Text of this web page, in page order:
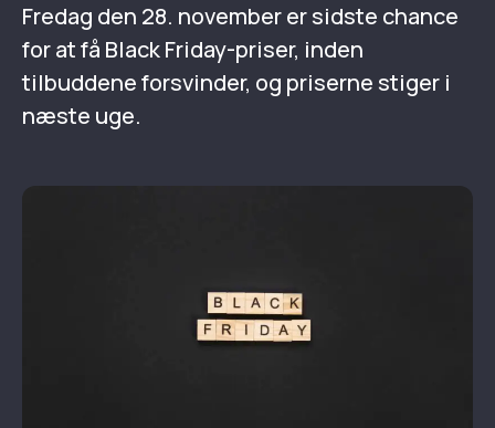
Fredag den 28. november er sidste chance
for at få Black Friday-priser, inden
tilbuddene forsvinder, og priserne stiger i
næste uge.